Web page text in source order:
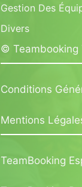
Gestion Des
Divers
© Teambooking
Conditions
Mentions
TeamBooking